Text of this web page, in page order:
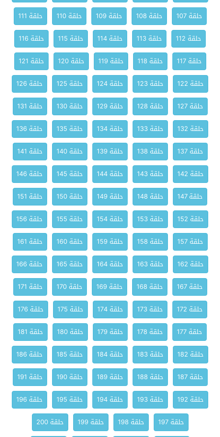
حلقة 107
حلقة 108 حلقة 109 حلقة 110
حلقة 111
حلقة 112
حلقة 113 حلقة 114 حلقة 115
حلقة 116
حلقة 117
حلقة 118 حلقة 119 حلقة 120
حلقة 121
حلقة 122
حلقة 123 حلقة 124 حلقة 125
حلقة 126
حلقة 127
حلقة 128 حلقة 129 حلقة 130
حلقة 131
حلقة 132
حلقة 133 حلقة 134 حلقة 135
حلقة 136
حلقة 137
حلقة 138 حلقة 139 حلقة 140
حلقة 141
حلقة 142
حلقة 143 حلقة 144 حلقة 145
حلقة 146
حلقة 147
حلقة 148 حلقة 149 حلقة 150
حلقة 151
حلقة 152
حلقة 153 حلقة 154 حلقة 155
حلقة 156
حلقة 157
حلقة 158 حلقة 159 حلقة 160
حلقة 161
حلقة 162
حلقة 163 حلقة 164 حلقة 165
حلقة 166
حلقة 167
حلقة 168 حلقة 169 حلقة 170
حلقة 171
حلقة 172
حلقة 173 حلقة 174 حلقة 175
حلقة 176
حلقة 177
حلقة 178 حلقة 179 حلقة 180
حلقة 181
حلقة 182
حلقة 183 حلقة 184 حلقة 185
حلقة 186
حلقة 187
حلقة 188 حلقة 189 حلقة 190
حلقة 191
حلقة 192
حلقة 193 حلقة 194 حلقة 195
حلقة 196
حلقة 197
حلقة 198 حلقة 199 حلقة 200